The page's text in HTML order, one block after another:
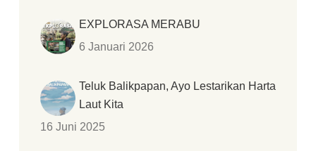
EXPLORASA MERABU
6 Januari 2026
Teluk Balikpapan, Ayo Lestarikan Harta
Laut Kita
16 Juni 2025